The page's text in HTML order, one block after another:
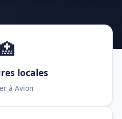
🏥
locales
à Avion